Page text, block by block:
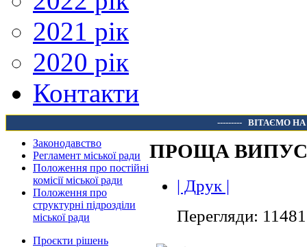
2021 рік
2020 рік
Контакти
--------- ВІТАЄМО
Законодавство
Регламент міської ради
Положення про постійні
комісії міської ради
Положення про
структурні підрозділи
міської ради
Проєкти рішень
ПРОЩА
| Друк |
Перегляди: 11481